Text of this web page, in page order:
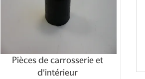
Pièces de carrosserie et
d'intérieur